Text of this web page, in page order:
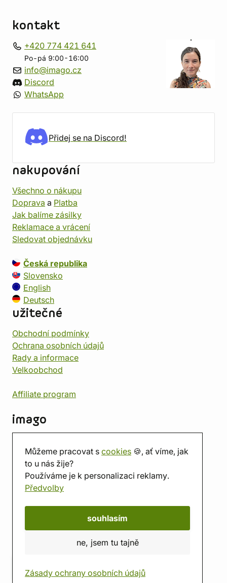
Můžeme pracovat s cookies 🍪, ať víme, jak
to u nás žije?
Používáme je k personalizaci reklamy.
Předvolby
souhlasím
ne, jsem tu tajně
Zásady ochrany osobních údajů
kontakt
+420 774 421 641
Po-pá 9:00-16:00
info@imago.cz
Discord
WhatsApp
Přidej se na Discord!
nakupování
Všechno o nákupu
Doprava a Platba
Jak balíme zásilky
Reklamace a vrácení
Sledovat objednávku
Česká republika
Slovensko
English
Deutsch
užitečné
Obchodní podmínky
Ochrana osobních údajů
Rady a informace
Velkoobchod
Affiliate program
imago
Prodejna
Herna
O nás
Hodnocení obchodu